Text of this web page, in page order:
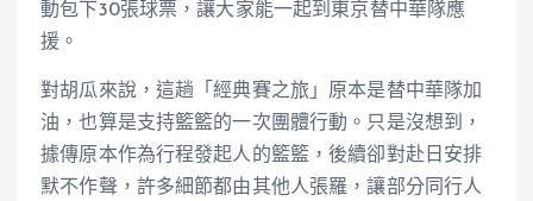
動包下30張球票，讓大家能一起到東京替中華隊應
援。
對胡瓜來說，這趟「經典賽之旅」原本是替中華隊加
油，也算是支持籃籃的一次團體行動。只是沒想到，
據傳原本作為行程發起人的籃籃，後續卻對赴日安排
默不作聲，許多細節都由其他人張羅，讓部分同行人